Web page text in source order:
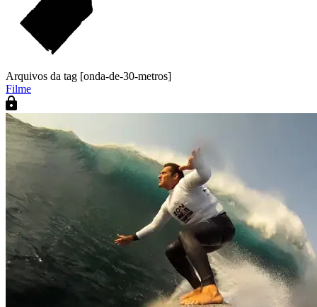
Arquivos da tag [onda-de-30-metros]
Filme